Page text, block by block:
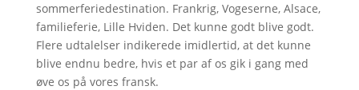
sommerferiedestination. Frankrig, Vogeserne, Alsace,
familieferie, Lille Hviden. Det kunne godt blive godt.
Flere udtalelser indikerede imidlertid, at det kunne
blive endnu bedre, hvis et par af os gik i gang med
øve os på vores fransk.